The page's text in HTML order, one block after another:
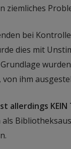
ziemliches
bei
dies mit
von ihm
allerdings KEIN